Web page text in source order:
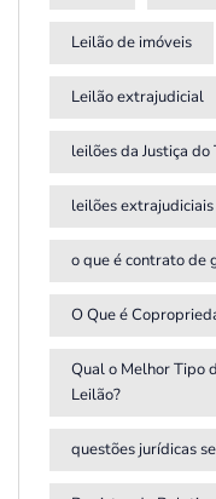
Leilão de imóveis
Leilão extrajudicial
leilões da Justiça do
leilões extrajudiciais
o que é contrato de
O Que é
Qual o Melhor Tipo
Leilão?
questões jurídicas